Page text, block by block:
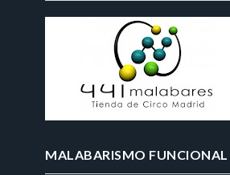
MALABARISMO FUNCIONAL